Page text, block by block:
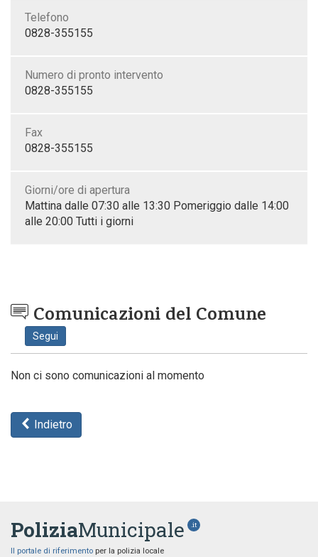
Telefono
0828-355155
Numero di pronto intervento
0828-355155
Fax
0828-355155
Giorni/ore di apertura
Mattina dalle 07:30 alle 13:30 Pomeriggio dalle 14:00
alle 20:00 Tutti i giorni
Comunicazioni del Comune
Segui
Non ci sono comunicazioni al momento
Indietro
PoliziaMunicipale .it
Il portale di riferimento per la polizia locale